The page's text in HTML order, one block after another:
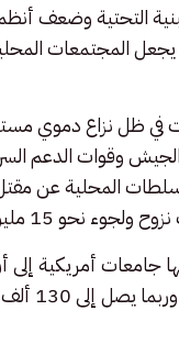
التحتية وضعف
يجعل المجتمعات
في ظل نزاع دموي
2023 بين الجيش وقوات
نحو 15 مليون آخرين.
جامعات أمريكية
يكون